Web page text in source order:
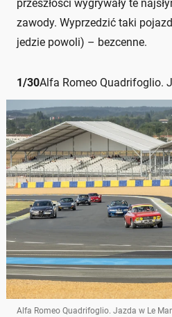
przeszłości wygrywały te
zawody. Wyprzedzić taki
jedzie powoli) – bezcenne.
1/30Alfa Romeo Quadrifoglio.
Alfa Romeo Quadrifoglio. Jazda w Le